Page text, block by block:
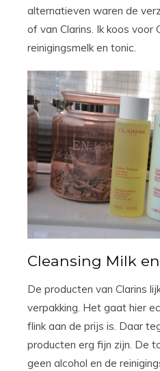
alternatieven waren de
of van Clarins. Ik koos voor
reinigingsmelk en tonic.
Cleansing Milk
De producten van Clarins
verpakking. Het gaat hier
flink aan de prijs is. Daar
producten erg fijn zijn. De
geen alcohol en de